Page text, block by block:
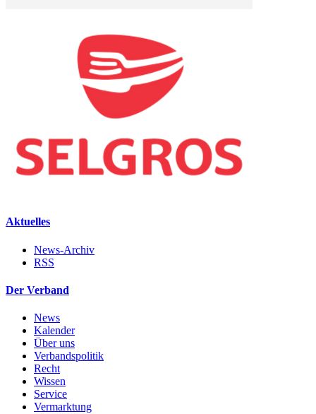
Aktuelles
News-Archiv
RSS
Der Verband
News
Kalender
Über uns
Verbandspolitik
Recht
Wissen
Service
Vermarktung